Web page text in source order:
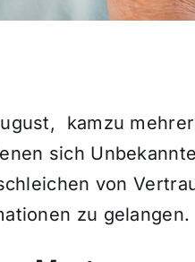
kamzu
sich
von
zu gelangen.